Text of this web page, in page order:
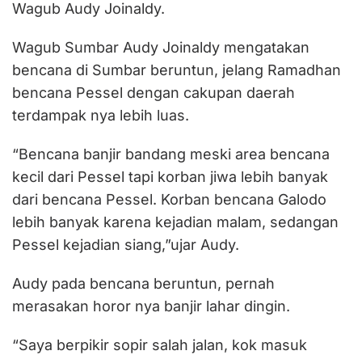
Wagub Audy Joinaldy.
Wagub Sumbar Audy Joinaldy mengatakan
bencana di Sumbar beruntun, jelang Ramadhan
bencana Pessel dengan cakupan daerah
terdampak nya lebih luas.
“Bencana banjir bandang meski area bencana
kecil dari Pessel tapi korban jiwa lebih banyak
dari bencana Pessel. Korban bencana Galodo
lebih banyak karena kejadian malam, sedangan
Pessel kejadian siang,”ujar Audy.
Audy pada bencana beruntun, pernah
merasakan horor nya banjir lahar dingin.
“Saya berpikir sopir salah jalan, kok masuk